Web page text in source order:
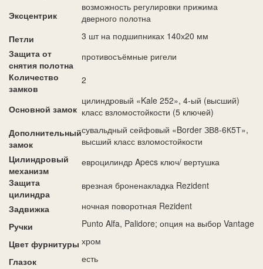
Эксцентрик
возможность регулировки прижима
дверного полотна
Петли
3 шт на подшипниках 140х20 мм
Защита от
снятия полотна
противосъёмные ригели
Количество
замков
2
Основной замок
цилиндровый «Kale 252», 4-ый (высший)
класс взломостойкости (5 ключей)
Дополнительный
замок
сувальдный сейфовый «Border ЗВ8-6К5Т»,
высший класс взломостойкости
Цилиндровый
механизм
евроцилиндр Apecs ключ/ вертушка
Защита
цилиндра
врезная броненакладка Rezident
Задвижка
ночная поворотная Rezident
Ручки
Punto Alfa, Palidore; опция на выбор Vantage
Цвет фурнитуры хром
Глазок
есть